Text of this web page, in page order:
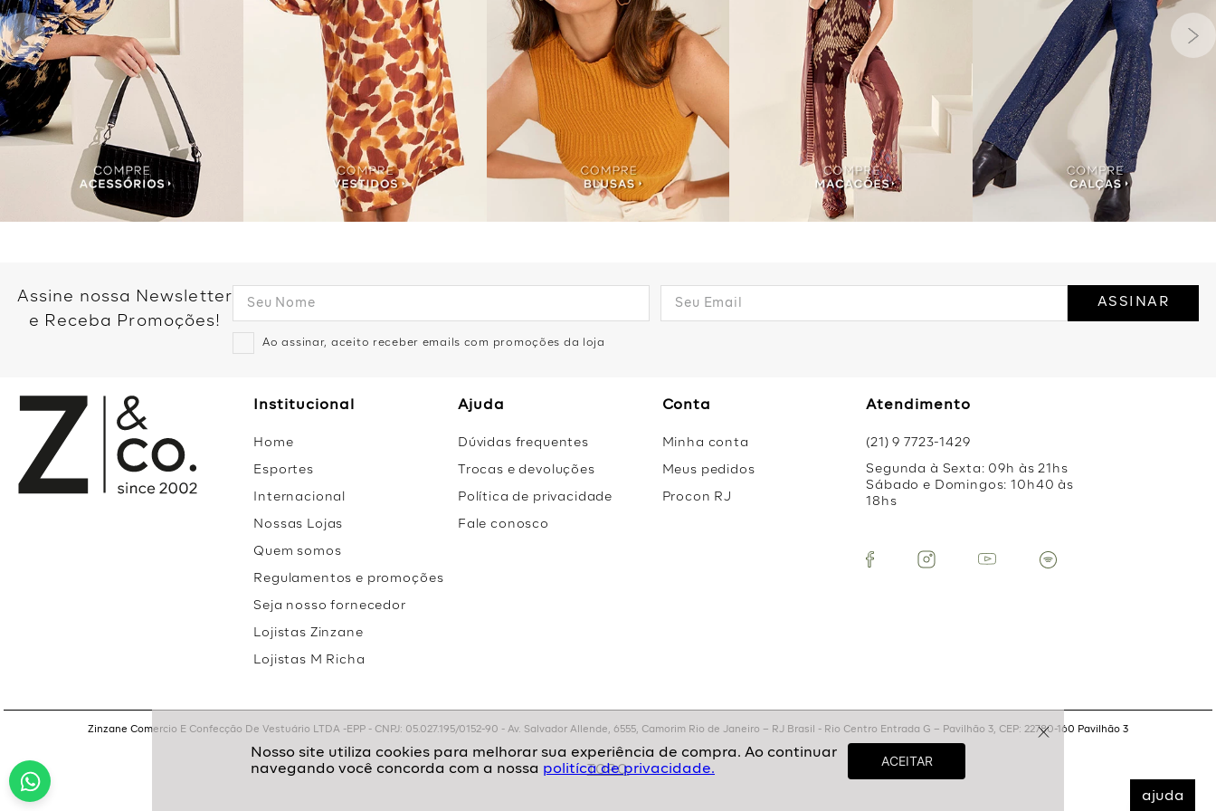
ajuda
politíca de privacidade.
Assine nossa Newsletter
e Receba Promoções!
Ao assinar, aceito receber emails com promoções da loja
ASSINAR
Institucional
Home
Esportes
Internacional
Nossas Lojas
Quem somos
Regulamentos e promoções
Seja nosso fornecedor
Lojistas Zinzane
Lojistas M Richa
Ajuda
Dúvidas frequentes
Trocas e devoluções
Política de privacidade
Fale conosco
Conta
Minha conta
Meus pedidos
Procon RJ
Atendimento
(21) 9 7723-1429
Segunda à Sexta: 09h às 21hs
Sábado e Domingos: 10h40 às
18hs
Zinzane Comercio E Confecção De Vestuário LTDA -EPP - CNPJ: 05.027.195/0152-90 - Av. Salvador Allende, 6555, Camorim Rio de Janeiro – RJ Brasil - Rio Centro Entrada G – Pavilhão 3, CEP: 22780-160 Pavilhão 3
TOPO